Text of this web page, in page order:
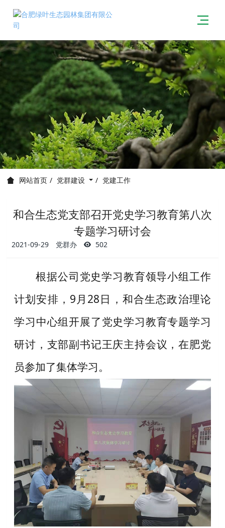
网站首页 党群建设 党建工作
和合生态党支部召开党史学习教育第八次
专题学习研讨会
2021-09-29 党群办 502
根据公司党史学习教育领导小组工作
计划安排，9月28日，和合生态政治理论
学习中心组开展了党史学习教育专题学习
研讨，支部副书记王庆主持会议，在肥党
员参加了集体学习。